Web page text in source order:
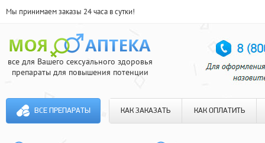
Мы принимаем заказы 24 часа в сутки!
все для Вашего сексуального здоровья
препараты для повышения потенции
ВСЕ ПРЕПАРАТЫ КАК ЗАКАЗАТЬ КАК ОПЛАТИТЬ